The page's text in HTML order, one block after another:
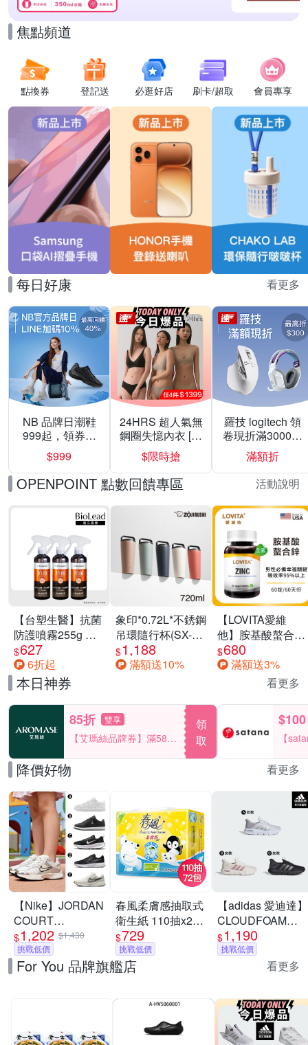
焦點頻道
點換券 登記送 必逛好店 刷卡/超取 會員專享
每日好康 看更多
NB 品牌日潮鞋
999起，領券折
上折 最高回饋
40%
$999
24HRS 超人氣無
鋼圈失憶內衣 [熱
銷好評]
$限時搶
羅技 logitech 領
卷現折滿3000折
300
滿額折
OPENPOINT 點數回饋專區 活動說明
【台塑生醫】抗菌
防護噴霧255g 三
入組
$627
6折起
象印*0.72L*不銹鋼
吊環隨行杯(SX-
LA72H)
$1,188
滿額送10%
【LOVITA愛維
他】胺基酸螯合鋅
x2瓶30mg素食錠
(鋅錠)
$680
滿額送3%
本日神券 看更多
85折 雙享
【艾瑪絲品牌券】滿580
領
取
$100
【
降價好物 看更多
【Nike】JORDAN
COURT
CONNECT LOW
休閒鞋 慢跑鞋 運
動鞋 男女/大童 A-
$1,202 $1,430
挑戰低價
春風柔膚感抽取式
衛生紙 110抽x24
包x3串/箱
$729
挑戰低價
【adidas 愛迪達】
CLOUDFOAM
FLEX RAPIDFIT
運動鞋 男鞋/女鞋
(多款任選)
$1,190
挑戰低價
For You 品牌旗艦店 看更多